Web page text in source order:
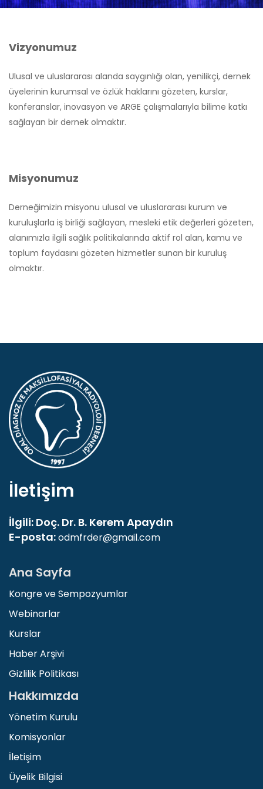
Vizyonumuz
Ulusal ve uluslararası alanda saygınlığı olan, yenilikçi, dernek
üyelerinin kurumsal ve özlük haklarını gözeten, kurslar,
konferanslar, inovasyon ve ARGE çalışmalarıyla bilime katkı
sağlayan bir dernek olmaktır.
Misyonumuz
Derneğimizin misyonu ulusal ve uluslararası kurum ve
kuruluşlarla iş birliği sağlayan, mesleki etik değerleri gözeten,
alanımızla ilgili sağlık politikalarında aktif rol alan, kamu ve
toplum faydasını gözeten hizmetler sunan bir kuruluş
olmaktır.
İletişim
İlgili: Doç. Dr. B. Kerem Apaydın
E-posta:odmfrder@gmail.com
Ana Sayfa
Kongre ve Sempozyumlar
Webinarlar
Kurslar
Haber Arşivi
Gizlilik Politikası
Hakkımızda
Yönetim Kurulu
Komisyonlar
İletişim
Üyelik Bilgisi